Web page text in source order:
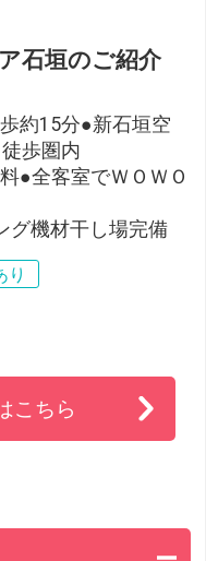
石垣のご紹介
約15分●新石垣空
歩圏内
●全客室でＷＯＷＯ
グ機材干し場完備
り
こちら